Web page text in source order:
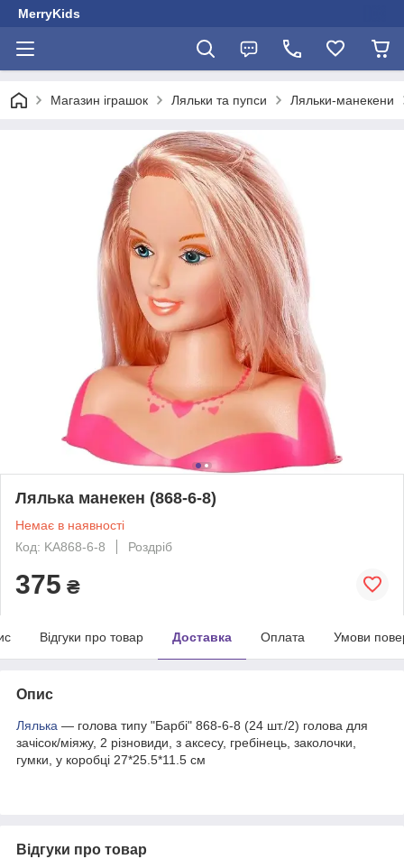
MerryKids
Магазин іграшок Ляльки та пупси Ляльки-манекени
Лялька манекен (868-6-8)
Немає в наявності
Код: KA868-6-8
Роздріб
375 ₴
Відгуки про товар Доставка Оплата Умови
Опис
Лялька — голова типу "Барбі" 868-6-8 (24 шт./2) голова для
зачісок/міяжу, 2 різновиди, з аксесу, гребінець, заколочки,
гумки, у коробці 27*25.5*11.5 см
Відгуки про товар